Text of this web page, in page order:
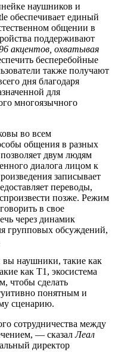
наушников и
обеспечивает единый
общении в
поддерживают
акцентов, охватывая
бесперебойные
также получают
дня благодаря
для
многоязычного
во всем
общения в разных
двум людям
диалога лицом к
записывает
переводы,
позже. Режим
в свое
через динамик
групповых обсуждений,
вы наушники, такие как
как T1, экосистема
чтобы сделать
понятным и
сценарию.
сотрудничества между
— сказалЛеал
директор